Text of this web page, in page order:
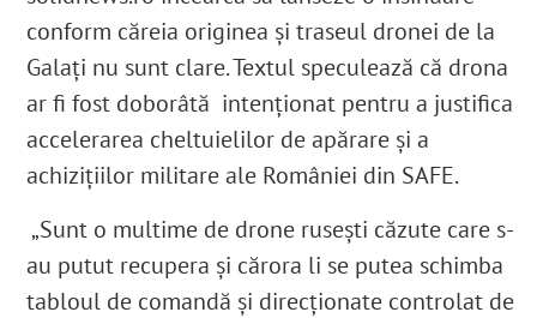
conform căreia originea și traseul dronei de la
Galați nu sunt clare. Textul speculează că drona
ar fi fost doborâtă intenționat pentru a justifica
accelerarea cheltuielilor de apărare și a
achizițiilor militare ale României din SAFE.
„Sunt o multime de drone rusești căzute care s-
au putut recupera și cărora li se putea schimba
tabloul de comandă și direcționate controlat de